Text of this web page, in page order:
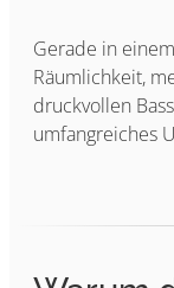
Gerade in
Räumlichkeit,
druckvollen
umfangreiches